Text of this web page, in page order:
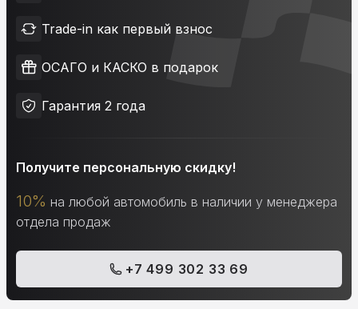
Trade-in как первый взнос
ОСАГО и КАСКО в подарок
Гарантия 2 года
Получите персональную скидку!
10% на любой автомобиль в наличии у менеджера
отдела продаж
+7 499 302 33 69